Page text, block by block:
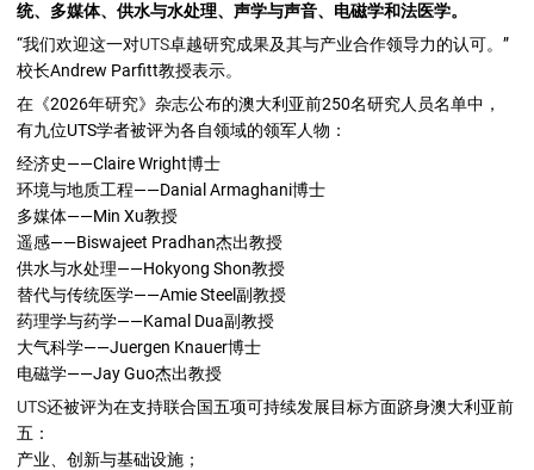
统、多媒体、供水与水处理、声学与声音、电磁学和法医学。
“我们欢迎这一对UTS卓越研究成果及其与产业合作领导力的认可。”
校长Andrew Parfitt教授表示。
在《2026年研究》杂志公布的澳大利亚前250名研究人员名单中，
有九位UTS学者被评为各自领域的领军人物：
经济史——Claire Wright博士
环境与地质工程——Danial Armaghani博士
多媒体——Min Xu教授
遥感——Biswajeet Pradhan杰出教授
供水与水处理——Hokyong Shon教授
替代与传统医学——Amie Steel副教授
药理学与药学——Kamal Dua副教授
大气科学——Juergen Knauer博士
电磁学——Jay Guo杰出教授
UTS还被评为在支持联合国五项可持续发展目标方面跻身澳大利亚前
五：
产业、创新与基础设施；